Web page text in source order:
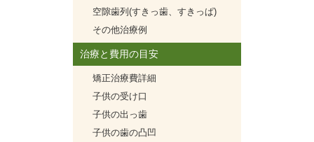
空隙歯列(すきっ歯、すきっぱ)
その他治療例
治療と費用の目安
矯正治療費詳細
子供の受け口
子供の出っ歯
子供の歯の凸凹